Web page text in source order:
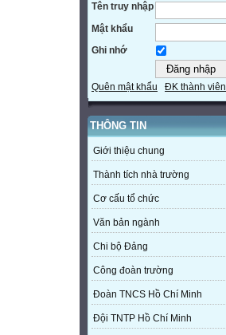
Tên truy nhập
Mật khẩu
Ghi nhớ
Quên mật khẩu ĐK thành viên
THÔNG TIN
Giới thiệu chung
Thành tích nhà trường
Cơ cấu tổ chức
Văn bản ngành
Chi bộ Đảng
Công đoàn trường
Đoàn TNCS Hồ Chí Minh
Đội TNTP Hồ Chí Minh